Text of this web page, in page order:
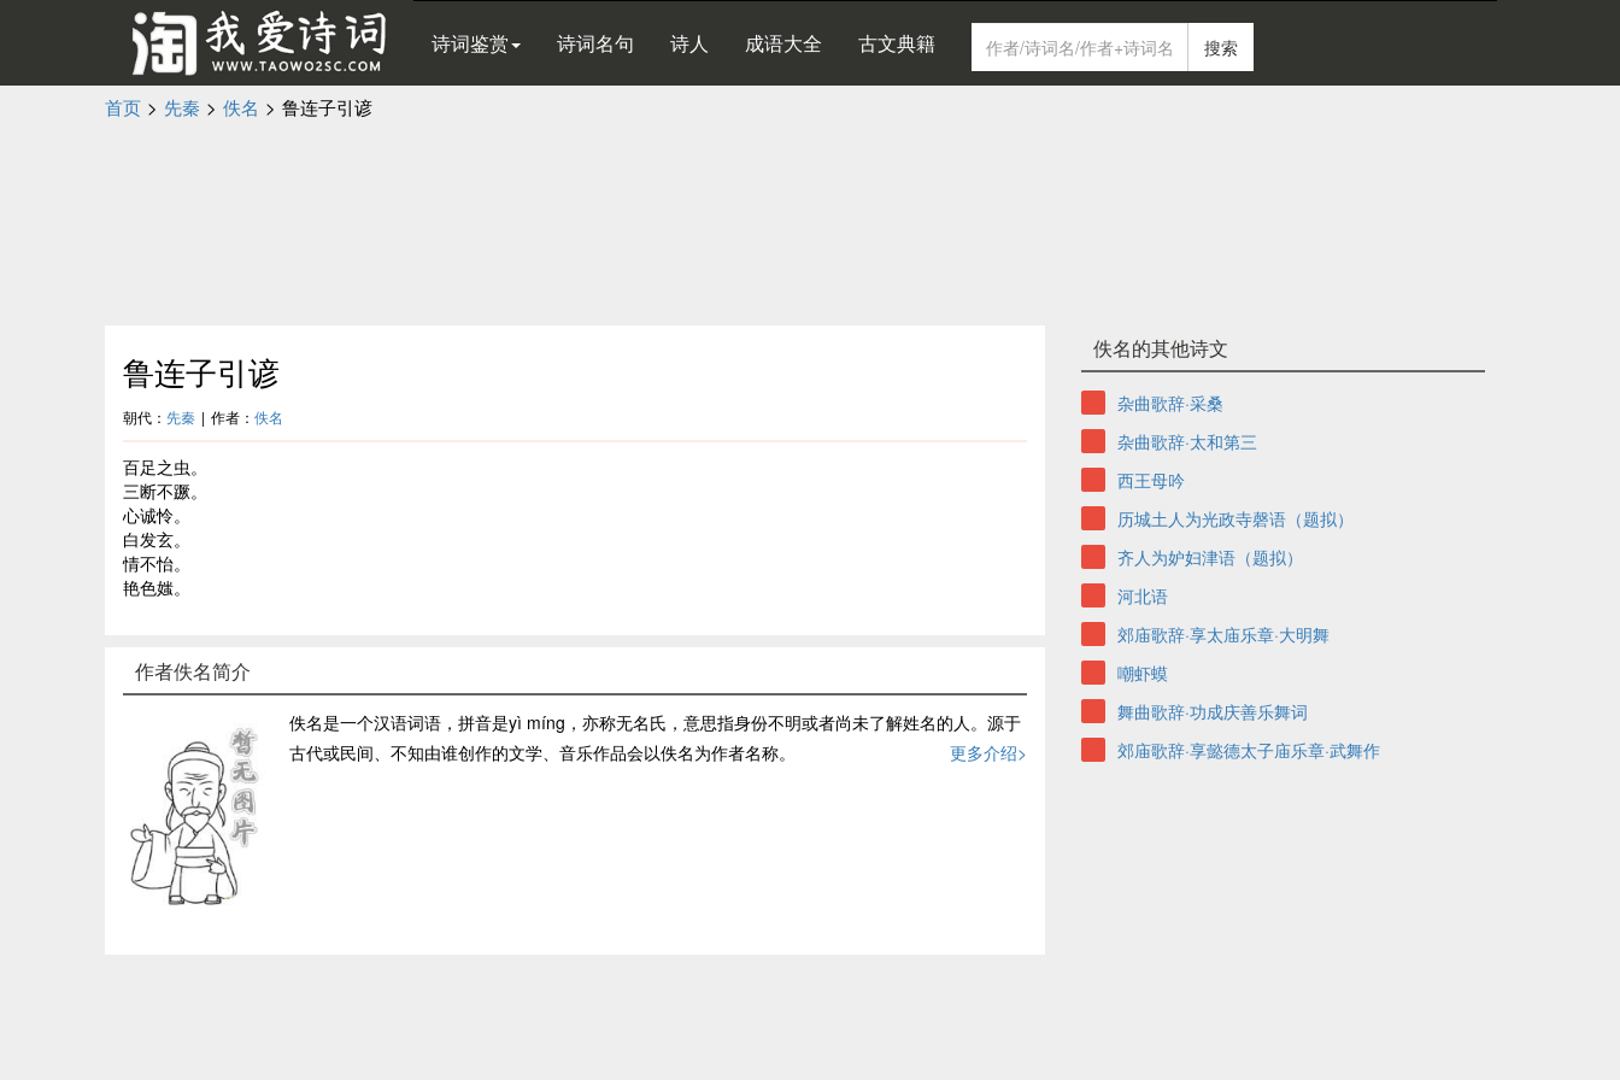
诗词鉴赏 诗词名句 诗人 成语大全 古文典籍 搜索
首页 > 先秦 > 佚名 > 鲁连子引谚
鲁连子引谚
朝代： 先秦 | 作者： 佚名
百足之虫。
三断不蹶。
心诚怜。
白发玄。
情不怡。
艳色媸。
作者佚名简介
佚名是一个汉语词语，拼音是yì míng，亦称无名氏，意思指身份不明或者尚未了解姓名的人。源于
古代或民间、不知由谁创作的文学、音乐作品会以佚名为作者名称。
更多介绍>
佚名的其他诗文
杂曲歌辞·采桑
杂曲歌辞·太和第三
西王母吟
历城土人为光政寺磬语（题拟）
齐人为妒妇津语（题拟）
河北语
郊庙歌辞·享太庙乐章·大明舞
嘲虾蟆
舞曲歌辞·功成庆善乐舞词
郊庙歌辞·享懿德太子庙乐章·武舞作